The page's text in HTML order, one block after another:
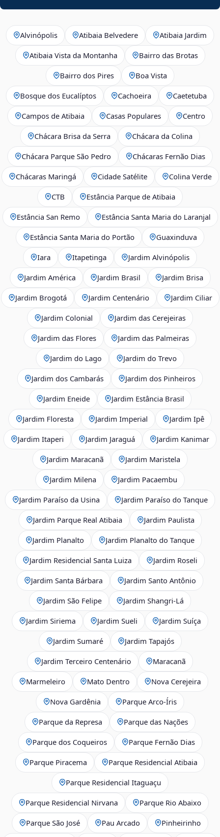
Alvinópolis Atibaia Belvedere Atibaia Jardim
Atibaia Vista da Montanha Bairro das Brotas
Bairro dos Pires Boa Vista
Bosque dos Eucalíptos Cachoeira Caetetuba
Campos de Atibaia Casas Populares Centro
Chácara Brisa da Serra Chácara da Colina
Chácara Parque São Pedro Chácaras Fernão Dias
Chácaras Maringá Cidade Satélite Colina Verde
CTB Estância Parque de Atibaia
Estância San Remo Estância Santa Maria do Laranjal
Estância Santa Maria do Portão Guaxinduva
Iara Itapetinga Jardim Alvinópolis
Jardim América Jardim Brasil Jardim Brisa
Jardim Brogotá Jardim Centenário Jardim Ciliar
Jardim Colonial Jardim das Cerejeiras
Jardim das Flores Jardim das Palmeiras
Jardim do Lago Jardim do Trevo
Jardim dos Cambarás Jardim dos Pinheiros
Jardim Eneide Jardim Estância Brasil
Jardim Floresta Jardim Imperial Jardim Ipê
Jardim Itaperi Jardim Jaraguá Jardim Kanimar
Jardim Maracanã Jardim Maristela
Jardim Milena Jardim Pacaembu
Jardim Paraíso da Usina Jardim Paraíso do Tanque
Jardim Parque Real Atibaia Jardim Paulista
Jardim Planalto Jardim Planalto do Tanque
Jardim Residencial Santa Luiza Jardim Roseli
Jardim Santa Bárbara Jardim Santo Antônio
Jardim São Felipe Jardim Shangri-Lá
Jardim Siriema Jardim Sueli Jardim Suíça
Jardim Sumaré Jardim Tapajós
Jardim Terceiro Centenário Maracanã
Marmeleiro Mato Dentro Nova Cerejeira
Nova Gardênia Parque Arco-Íris
Parque da Represa Parque das Nações
Parque dos Coqueiros Parque Fernão Dias
Parque Piracema Parque Residencial Atibaia
Parque Residencial Itaguaçu
Parque Residencial Nirvana Parque Rio Abaixo
Parque São José Pau Arcado Pinheirinho